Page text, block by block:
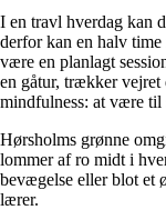
I en travl hverdag kan
derfor kan en halv
være en planlagt
en gåtur, trækker vejret
mindfulness: at være til
Hørsholms grønne
lommer af ro midt i
bevægelse eller blot et
lærer.